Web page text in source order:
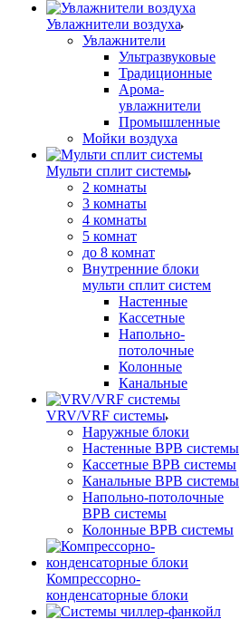
Увлажнители воздуха
Увлажнители
Ультразвуковые
Традиционные
Арома-
увлажнители
Промышленные
Мойки воздуха
Мульти сплит системы
2 комнаты
3 комнаты
4 комнаты
5 комнат
до 8 комнат
Внутренние блоки
мульти сплит систем
Настенные
Кассетные
Напольно-
потолочные
Колонные
Канальные
VRV/VRF системы
Наружные блоки
Настенные ВРВ системы
Кассетные ВРВ системы
Канальные ВРВ системы
Напольно-потолочные
ВРВ системы
Колонные ВРВ системы
Компрессорно-
конденсаторные блоки